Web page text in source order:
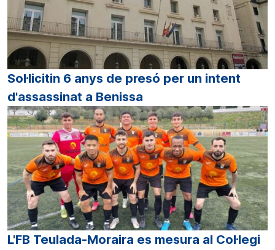
Sol·licitin 6 anys de presó per un intent
d'assassinat a Benissa
L'FB Teulada-Moraira es mesura al Col·legi